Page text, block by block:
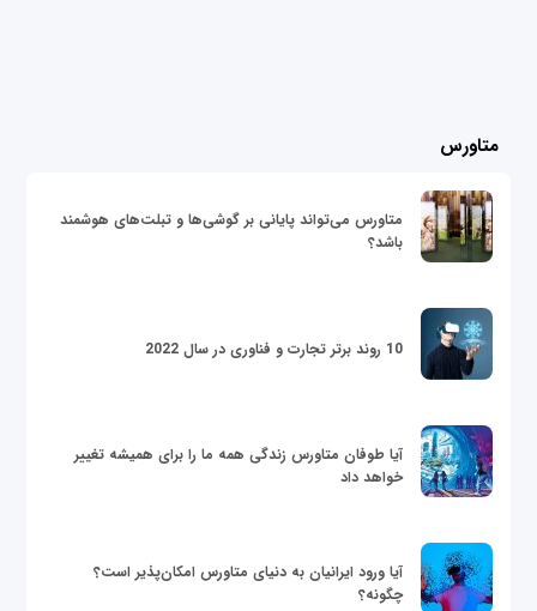
متاورس
متاورس می‌تواند پایانی بر گوشی‌ها و تبلت‌های هوشمند
باشد؟
10 روند برتر تجارت و فناوری در سال 2022
آیا طوفان متاورس زندگی همه ما را برای همیشه تغییر
خواهد داد
آیا ورود ایرانیان به دنیای متاورس امکان‌پذیر است؟
چگونه؟